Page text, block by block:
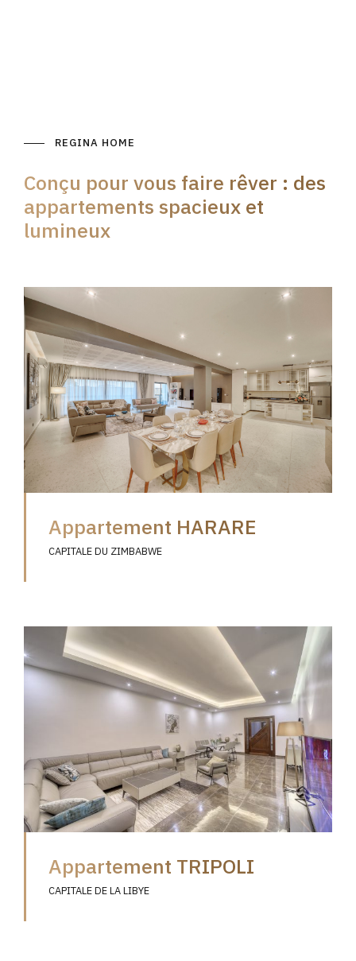
REGINA HOME
Conçu pour vous faire rêver : des
appartements spacieux et
lumineux
Appartement HARARE
CAPITALE DU ZIMBABWE
Appartement TRIPOLI
CAPITALE DE LA LIBYE